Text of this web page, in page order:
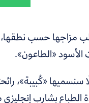
مزاجها حسب
«الطاعون».
«كُبيبة»،
الطباع بشارب